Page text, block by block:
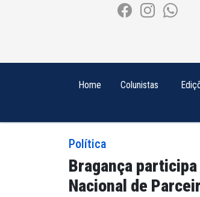
Home Colunistas
Política
Bragança
Nacional de